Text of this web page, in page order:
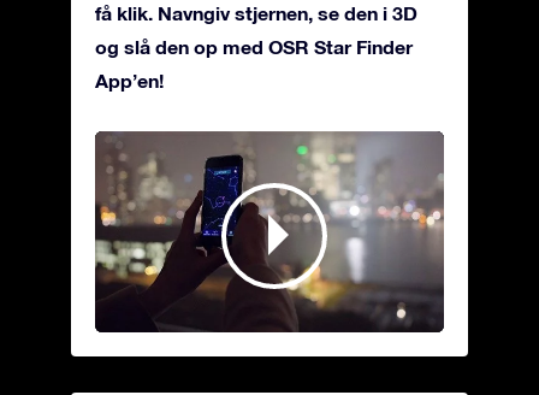
få klik. Navngiv stjernen, se den i 3D
og slå den op med OSR Star Finder
App’en!